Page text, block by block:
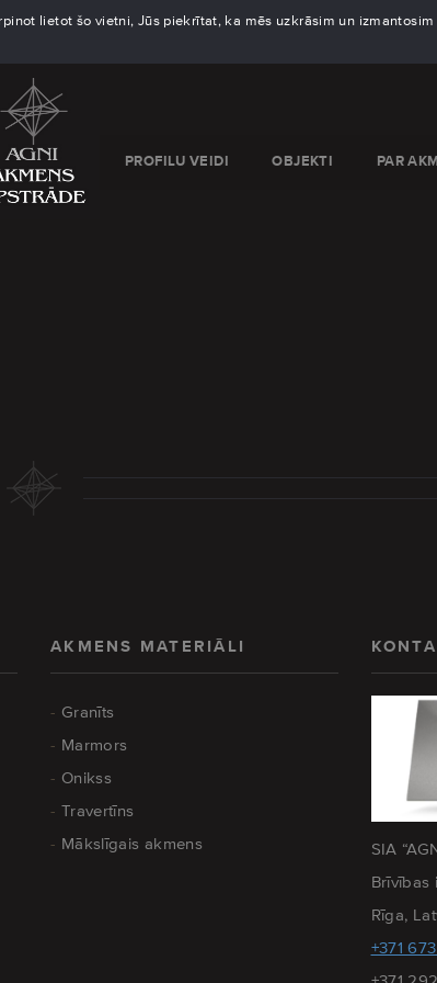
lietot šo vietni, Jūs piekrītat, ka mēs uzkrāsim un
PROFILU VEIDI OBJEKTI PAR
AKMENS MATERIĀLI
Granīts
Marmors
Onikss
Travertīns
Mākslīgais akmens
SIA
Brīvības
Rīga,
+371